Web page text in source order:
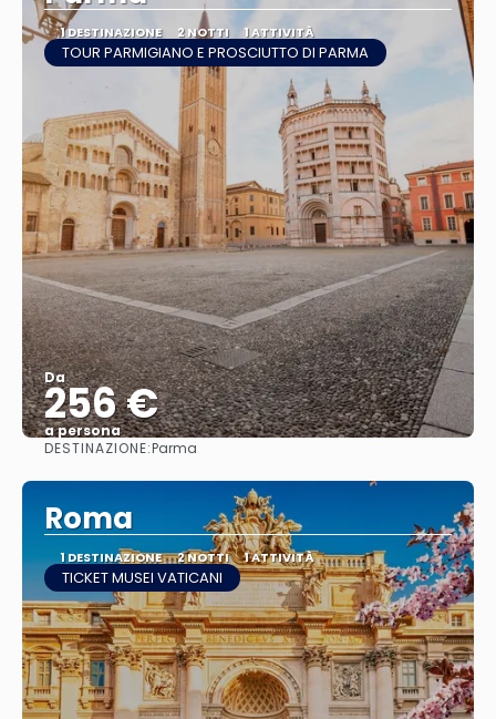
1 DESTINAZIONE 2 NOTTI 1 ATTIVITÀ
TOUR PARMIGIANO E PROSCIUTTO DI PARMA
Da
256 €
a persona
DESTINAZIONE:Parma
Roma
1 DESTINAZIONE 2 NOTTI 1 ATTIVITÀ
TICKET MUSEI VATICANI